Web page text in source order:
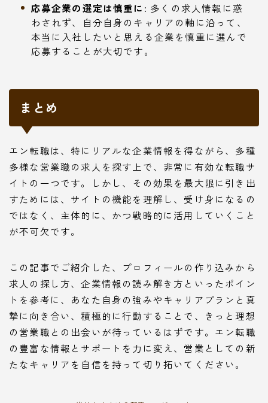
応募企業の選定は慎重に: 多くの求人情報に惑
わされず、自分自身のキャリアの軸に沿って、
本当に入社したいと思える企業を慎重に選んで
応募することが大切です。
まとめ
エン転職は、特にリアルな企業情報を得ながら、多種
多様な営業職の求人を探す上で、非常に有効な転職サ
イトの一つです。しかし、その効果を最大限に引き出
すためには、サイトの機能を理解し、受け身になるの
ではなく、主体的に、かつ戦略的に活用していくこと
が不可欠です。
この記事でご紹介した、プロフィールの作り込みから
求人の探し方、企業情報の読み解き方といったポイン
トを参考に、あなた自身の強みやキャリアプランと真
摯に向き合い、積極的に行動することで、きっと理想
の営業職との出会いが待っているはずです。エン転職
の豊富な情報とサポートを力に変え、営業としての新
たなキャリアを自信を持って切り拓いてください。